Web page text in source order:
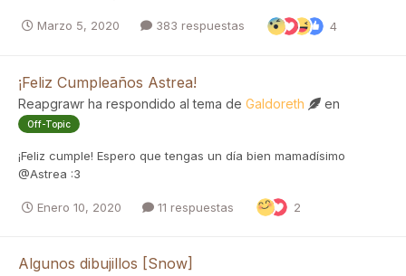
Marzo 5, 2020 383 respuestas 4
¡Feliz Cumpleaños Astrea!
Reapgrawr ha respondido al tema de Galdoreth en
Off-Topic
¡Feliz cumple! Espero que tengas un día bien mamadísimo
@Astrea :3
Enero 10, 2020 11 respuestas 2
Algunos dibujillos [Snow]